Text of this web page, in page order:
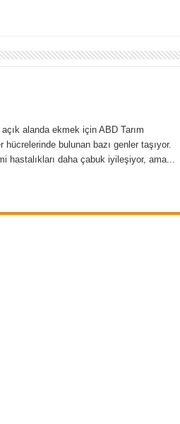
alanda ekmek için ABD Tarım
hücrelerinde bulunan bazı genler taşıyor.
hastalıkları daha çabuk iyileşiyor, ama...